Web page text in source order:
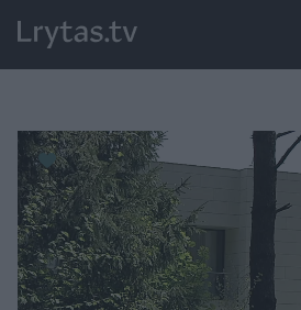
Paremkite Ukrainą